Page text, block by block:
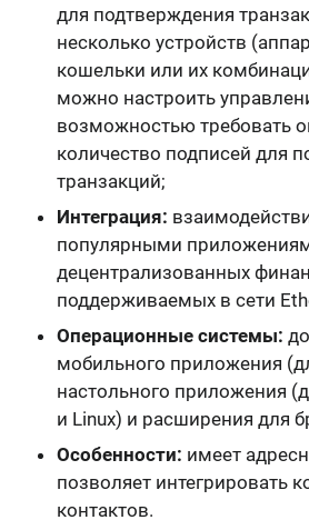
для подтверждения
несколько устройств
кошельки или их
можно настроить
возможностью требовать
количество подписей для
транзакций;
Интеграция:
популярными
децентрализованных
поддерживаемых в сети
Операционные системы:
мобильного приложения
настольного приложения
и Linux) и расширения для
Особенности: имеет
позволяет интегрировать
контактов.